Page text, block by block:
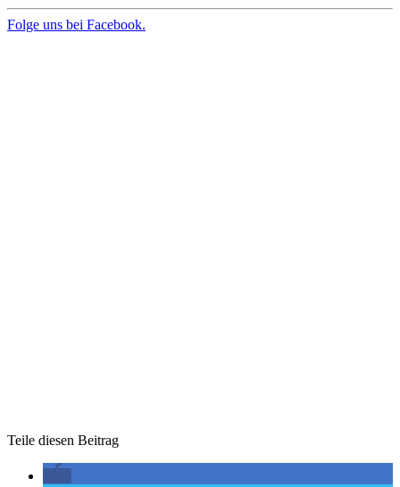
Folge uns bei Facebook.
Teile diesen Beitrag